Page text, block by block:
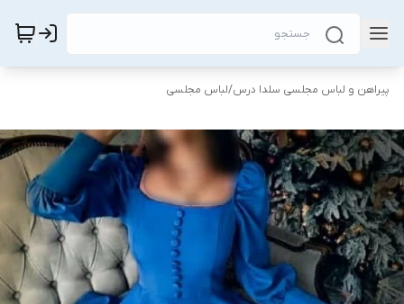
پیراهن و لباس مجلسی سلدا درس/لباس مجلسی